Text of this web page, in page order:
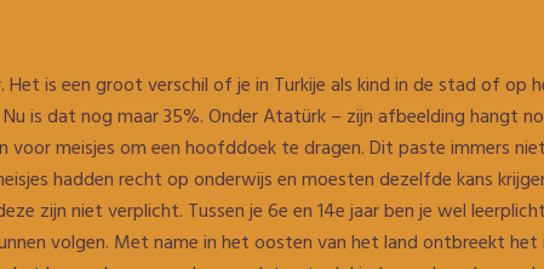
Het is een groot verschil of je in Turkije als kind in de stad of op
is dat nog maar 35%. Onder Atatürk – zijn afbeelding hangt
meisjes om een hoofddoek te dragen. Dit paste immers
hadden recht op onderwijs en moesten dezelfde kans
zijn niet verplicht. Tussen je 6e en 14e jaar ben je wel
volgen. Met name in het oosten van het land ontbreekt het